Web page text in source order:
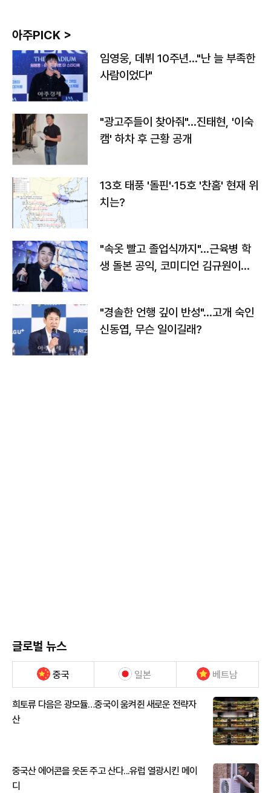
아주PICK >
임영웅, 데뷔 10주년…"난 늘 부족한
사람이었다"
"광고주들이 찾아줘"…진태현, '이숙
캠' 하차 후 근황 공개
13호 태풍 '돌핀'·15호 '찬홈' 현재 위
치는?
"속옷 빨고 졸업식까지"…근육병 학
생 돌본 공익, 코미디언 김규원이었
"경솔한 언행 깊이 반성"…고개 숙인
신동엽, 무슨 일이길래?
글로벌 뉴스
중국 일본 베트남
희토류 다음은 광모듈…중국이 움켜쥔 새로운 전략자
산
중국산 에어콘을 웃돈 주고 산다...유럽 열광시킨 메이
디